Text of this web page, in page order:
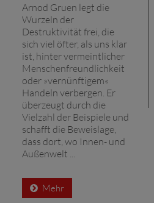
Arnod Gruen legt die
Wurzeln der
Destruktivität frei, die
sich viel öfter, als uns klar
ist, hinter vermeintlicher
Menschenfreundlichkeit
oder »vernünftigem«
Handeln verbergen. Er
überzeugt durch die
Vielzahl der Beispiele und
schafft die Beweislage,
dass dort, wo Innen- und
Außenwelt ...
Mehr